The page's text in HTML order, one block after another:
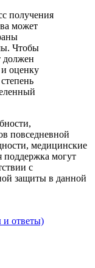
получения
может
Чтобы
должен
оценку
повседневной
медицинские
поддержка могут
с
защиты в данной
и ответы)